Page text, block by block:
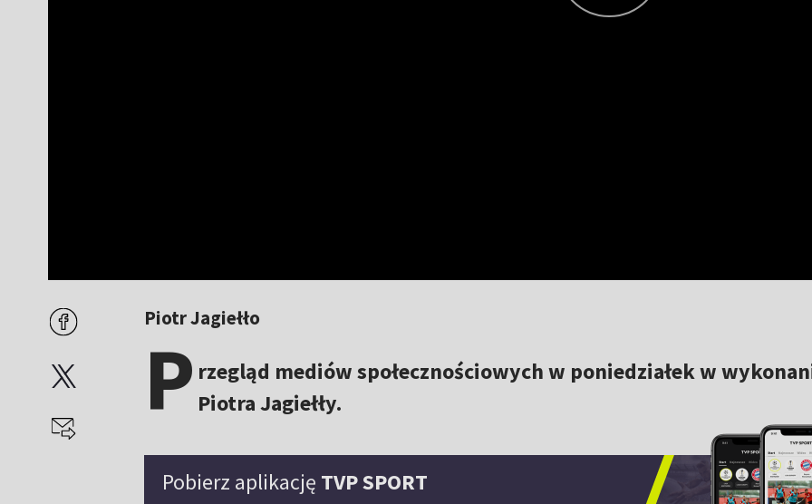
Piotr Jagiełło
P rzegląd mediów społecznościowych w poniedziałek w
Piotra Jagiełły.
Pobierz aplikację TVP SPORT